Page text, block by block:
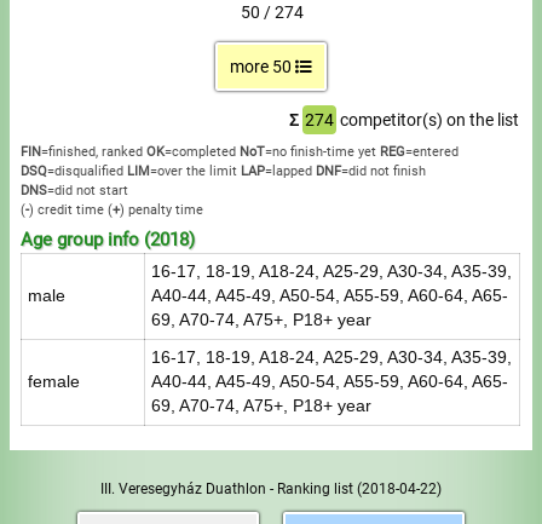
50 / 274
more 50
Σ 274 competitor(s) on the list
FIN=finished, ranked OK=completed NoT=no finish-time yet REG=entered
DSQ=disqualified LIM=over the limit LAP=lapped DNF=did not finish
DNS=did not start
(-) credit time (+) penalty time
Age group info (2018)
male
16-17, 18-19, A18-24, A25-29, A30-34, A35-39,
A40-44, A45-49, A50-54, A55-59, A60-64, A65-
69, A70-74, A75+, P18+ year
female
16-17, 18-19, A18-24, A25-29, A30-34, A35-39,
A40-44, A45-49, A50-54, A55-59, A60-64, A65-
69, A70-74, A75+, P18+ year
III. Veresegyház Duathlon - Ranking list (2018-04-22)